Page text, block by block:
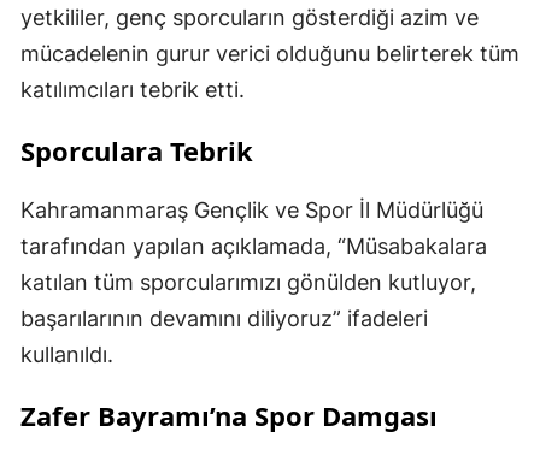
yetkililer, genç sporcuların gösterdiği azim ve
mücadelenin gurur verici olduğunu belirterek tüm
katılımcıları tebrik etti.
Sporculara Tebrik
Kahramanmaraş Gençlik ve Spor İl Müdürlüğü
tarafından yapılan açıklamada, “Müsabakalara
katılan tüm sporcularımızı gönülden kutluyor,
başarılarının devamını diliyoruz” ifadeleri
kullanıldı.
Zafer Bayramı’na Spor Damgası